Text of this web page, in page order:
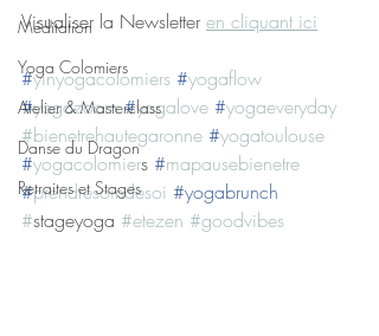
Méditation
Yoga Colomiers
Atelier & Masterclass
Danse du Dragon
Retraites et Stages
Visualiser la Newsletter en cliquant ici
#yinyogacolomiers #yogaflow
#yogazoom #yogalove #yogaeveryday
#bienetrehautegaronne #yogatoulouse
#yogacolomiers #mapausebienetre
#prendresoindesoi #yogabrunch
#stageyoga #etezen #goodvibes